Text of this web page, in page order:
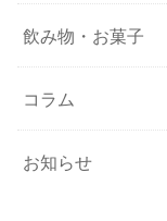
飲み物・お菓子
コラム
お知らせ